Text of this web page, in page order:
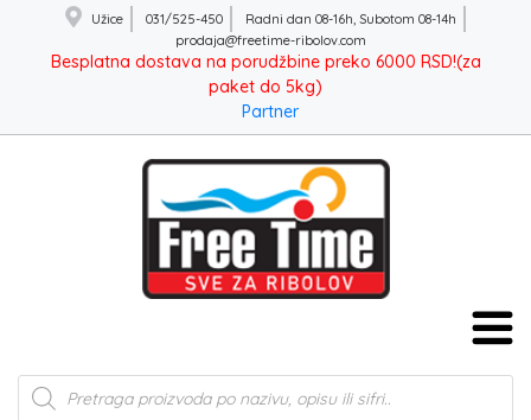
Užice 031/525-450
Radni dan 08-16h, Subotom 08-14h
prodaja@freetime-ribolov.com
Besplatna dostava na porudžbine preko 6000 RSD!(za
paket do 5kg)
Partner
Products
search